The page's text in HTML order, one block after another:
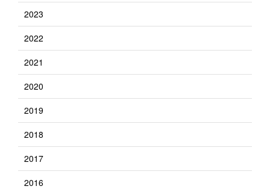
2023
2022
2021
2020
2019
2018
2017
2016